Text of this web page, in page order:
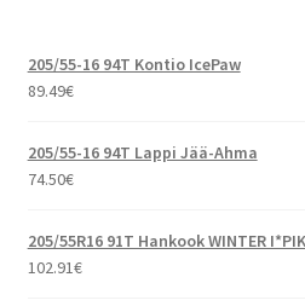
205/55-16 94T Kontio IcePaw
89.49€
205/55-16 94T Lappi Jää-Ahma
74.50€
205/55R16 91T Hankook WINTER
102.91€